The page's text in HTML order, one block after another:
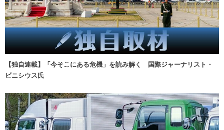
【独自連載】「今そこにある危機」を読み解く 国際ジャーナリスト・
ビニシウス氏